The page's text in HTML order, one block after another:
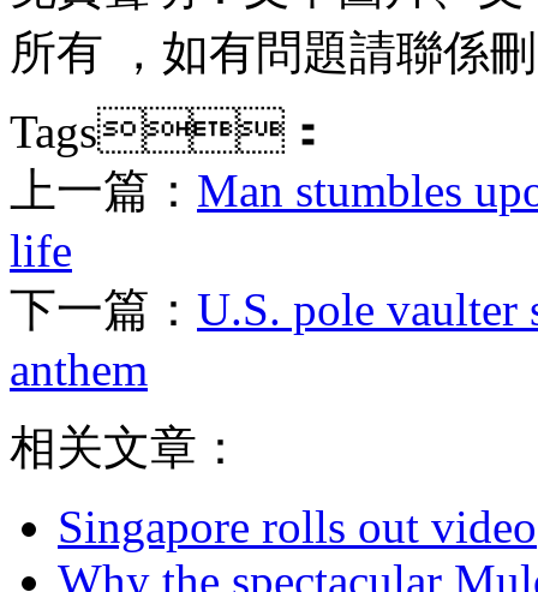
所有 ，如有問題請聯係刪
Tags：
上一篇： Man stumbles
life
下一篇： U.S. pole vaulter
anthem
相关文章：
Singapore rolls out video
Why the spectacular